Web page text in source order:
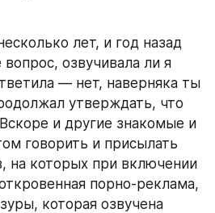
озвучивала ли я
утверждать, что
и другие знакомые и
говорить и присылать
на которых при включении
порно-реклама,
которая озвучена